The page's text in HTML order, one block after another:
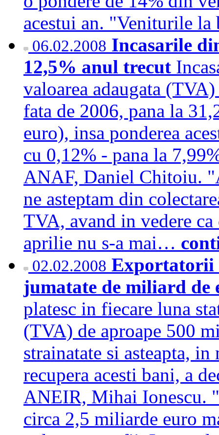
acestui an. "Veniturile
06.02.2008 Incasarile
12,5% anul trecut
valoarea adaugata
fata de 2006, pana la
euro), insa ponderea
cu 0,12% - pana la
ANAF, Daniel Chitoiu.
ne asteptam din
TVA, avand in vedere
aprilie nu s-a mai…
02.02.2008 Exportatorii
jumatate de miliard
platesc in fiecare luna
(TVA) de aproape 500
strainatate si asteapta,
recupera acesti bani, a
ANEIR, Mihai Ionescu.
circa 2,5 miliarde euro